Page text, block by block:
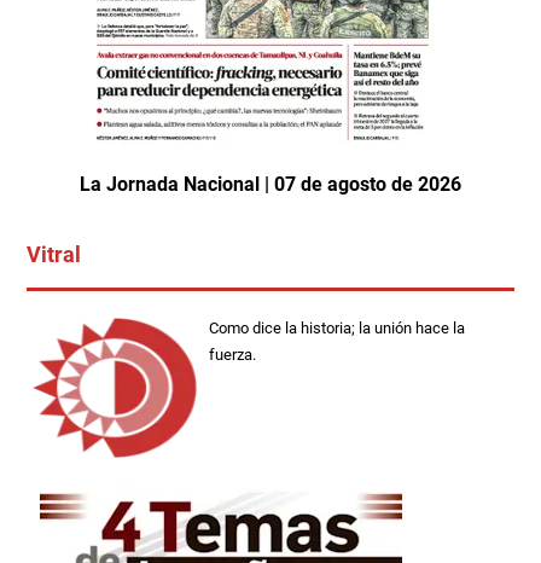
La Jornada Nacional | 07 de agosto de 2026
Vitral
Como dice la historia; la unión hace la
fuerza.